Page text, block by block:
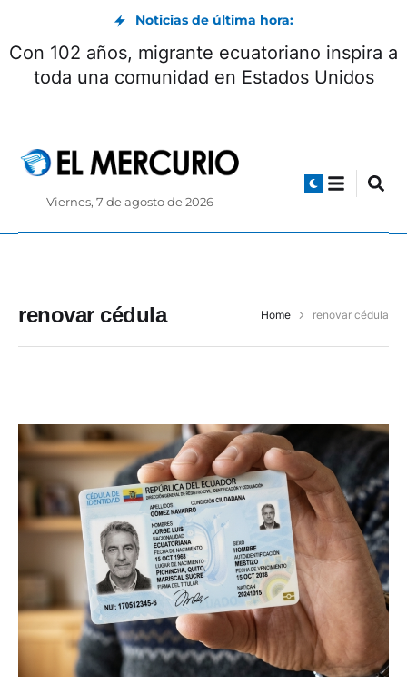
Noticias de última hora:
Con 102 años, migrante ecuatoriano inspira a
toda una comunidad en Estados Unidos
Viernes, 7 de agosto de 2026
renovar cédula Home renovar cédula